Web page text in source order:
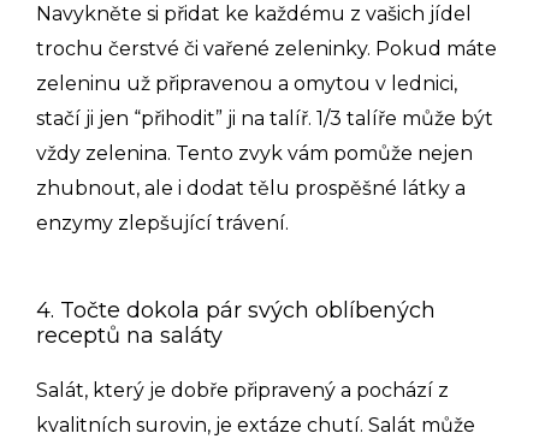
Navykněte si přidat ke každému z vašich jídel
trochu čerstvé či vařené zeleninky. Pokud máte
zeleninu už připravenou a omytou v lednici,
stačí ji jen “přihodit” ji na talíř. 1/3 talíře může být
vždy zelenina. Tento zvyk vám pomůže nejen
zhubnout, ale i dodat tělu prospěšné látky a
enzymy zlepšující trávení.
4. Točte dokola pár svých oblíbených
receptů na saláty
Salát, který je dobře připravený a pochází z
kvalitních surovin, je extáze chutí. Salát může